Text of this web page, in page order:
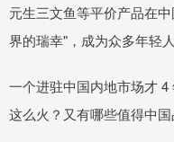
元生三文鱼等平价产品在
界的瑞幸"，成为众多年轻
一个进驻中国内地市场才
这么火？又有哪些值得中